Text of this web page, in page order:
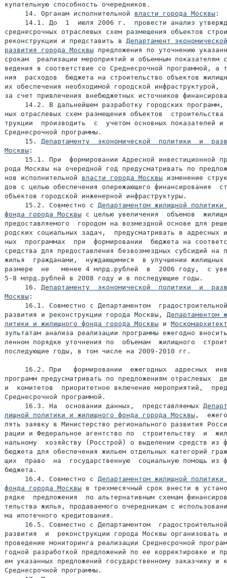
купательную способность очередников.
     14. Органам исполнительной
власти города Москвы :
14.1. До  1  июля 2006 г.  провести анализ
среднесрочных отраслевых схем размещения объектов
реконструкции и представить в Департамент
развития города Москвы предложения по уточнению
срокам  реализации мероприятий и объемным показателям
ведения в соответствие со Среднесрочной программой, а
ния  расходов  бюджета на строительство объектов
их обеспечения необходимой городской инфраструктурой,
за счет привлечения внебюджетных источников
14.2. В дальнейшем разработку городских программ,
ных отраслевых схем размещения объектов
трукции  производить  с  учетом основных показателей и
Среднесрочной программы.
     15.
Департаменту  экономической  политики  и
Москвы :
15.1. При  формировании Адресной инвестиционной
рода Москвы на очередной год предусматривать по
нов исполнительной власти города Москвы изменение
дов с целью обеспечения опережающего финансирования
объектов городской инженерной инфраструктуры.
     15.2. Совместно с
Департаментом жилищной
фонда города Москвы с целью увеличения  объемов
предоставляемого  городом на возмездной основе для
родских социальных задач,  предусматривать в адресных
ных  программах  при  формировании  бюджета на
средства для предоставления безвозмездных субсидий на
жилья  гражданами,  нуждающимися  в улучшении
размере  не   менее 4 млрд.рублей  в  2006 году,  с
5-8 млрд.рублей в 2008 году и в последующие годы.
     16.
Департаменту  экономической  политики  и
Москвы :
16.1. Совместно с Департаментом
развития и реконструкции города Москвы, Департаментом
литики и жилищного фонда города Москвы и
зультатам анализа реализации программы ежегодно
ленном порядке уточнения по  объемам  жилищного
последующие годы, в том числе на 2009-2010 гг.
16.2. При   формировании  ежегодных  адресных
программ предусматривать по предложениям отраслевых
и  комитетов  приоритетное включение мероприятий,
Среднесрочной программой.
     16.3. На  основании данных,  представляемых
лищной политики и жилищного фонда города Москвы ,
лять заявку в Министерство регионального развития
рации и Федеральное агентство по  строительству  и
нальному  хозяйству (Росстрой) о выделении средств из
бюджета для обеспечения жильем отдельных категорий
щих  право  на  государственную  социальную помощь из
бюджета.
     16.4. Совместно с
Департаментом жилищной
фонда города Москвы в трехмесячный срок внести в
рядке  предложения  по альтернативным схемам
тельства жилья, продаваемого очередникам с
ма ипотечного кредитования.
16.5. Совместно с Департаментом
развития  и  реконструкции города Москвы организовать
проведение мониторинга реализации Среднесрочной
годной разработкой предложений по ее корректировке и
ем указанных предложений государственному заказчику и
Среднесрочной программы.